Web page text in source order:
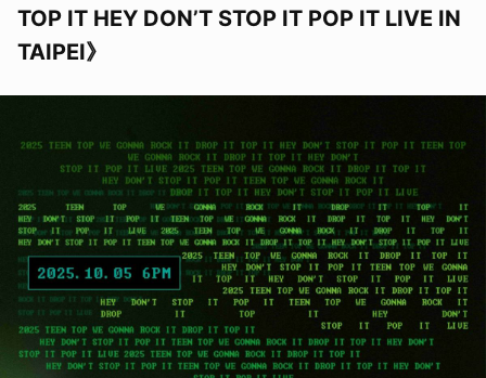
TOP IT HEY DON’T STOP IT POP IT LIVE IN
TAIPEI》